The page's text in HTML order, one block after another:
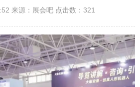
来源： 展会吧 点击数：321